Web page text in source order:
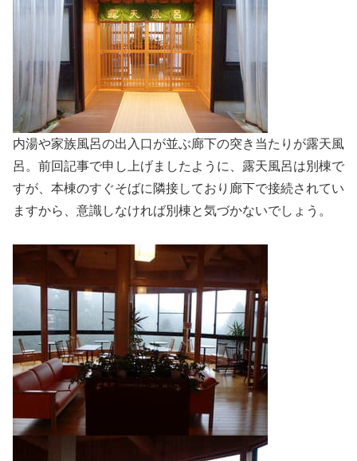
内湯や家族風呂の出入口が並ぶ廊下の突き当たりが露天風
呂。前回記事で申し上げましたように、露天風呂は別棟で
すが、本棟のすぐそばに隣接しており廊下で接続されてい
ますから、意識しなければ別棟と気づかないでしょう。